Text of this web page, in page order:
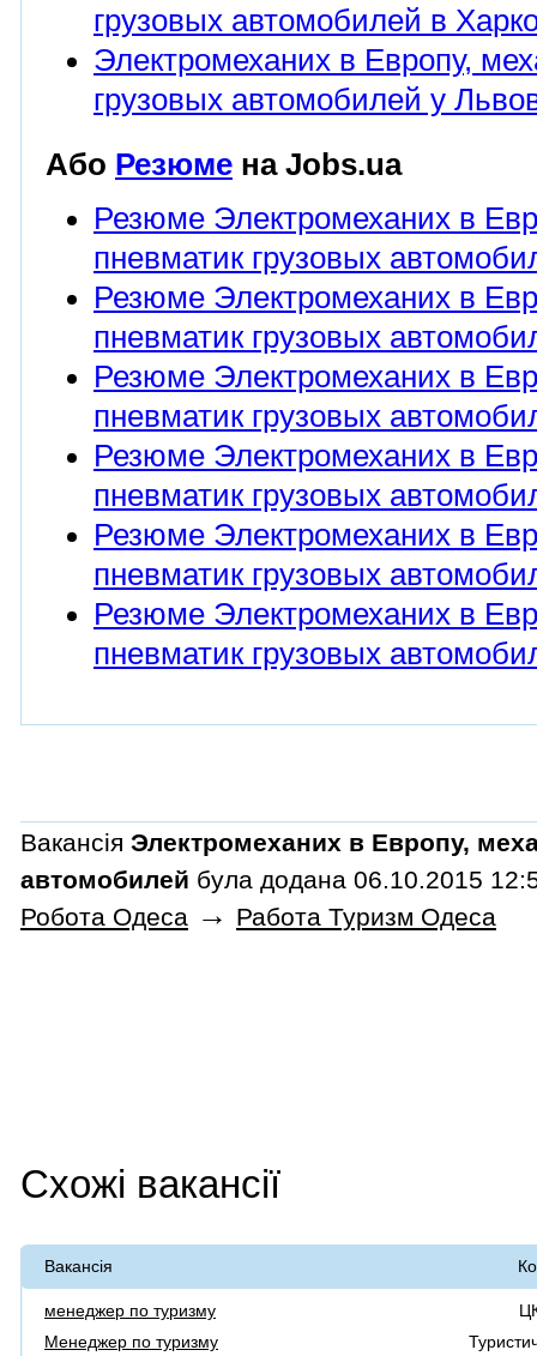
грузовых автомобилей в
Электромеханих в Европу,
грузовых автомобилей у
Або Резюме на Jobs.ua
Резюме Электромеханих в
пневматик грузовых
Резюме Электромеханих в
пневматик грузовых
Резюме Электромеханих в
пневматик грузовых
Резюме Электромеханих в
пневматик грузовых
Резюме Электромеханих в
пневматик грузовых
Резюме Электромеханих в
пневматик грузовых
Вакансія Электромеханих в Европу,
автомобилей була додана 06.10.2015
Робота Одеса → Работа Туризм Одеса
Схожі вакансії
Вакансія
менеджер по туризму
Менеджер по туризму